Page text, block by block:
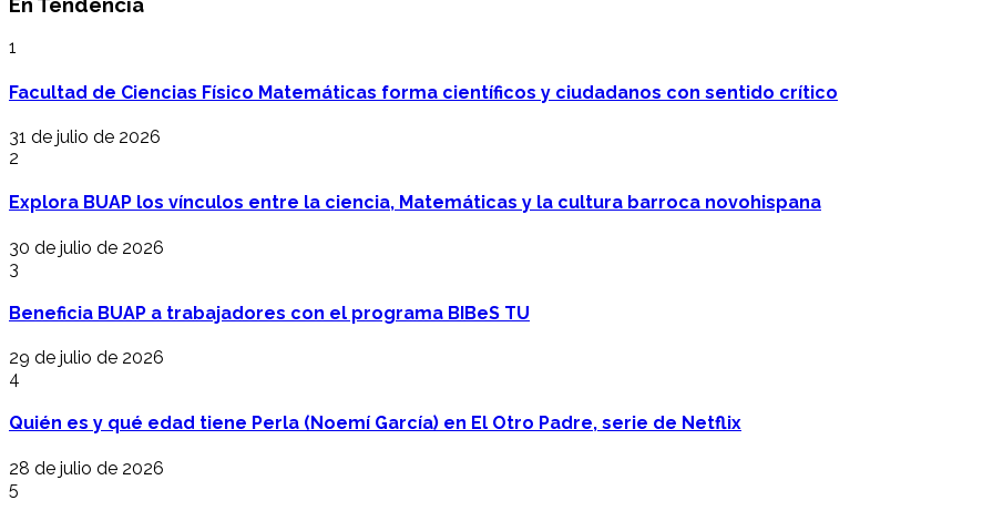
1
Facultad de Ciencias Físico Matemáticas forma científicos y ciudadanos con sentido crítico
31 de julio de 2026
2
Explora BUAP los vínculos entre la ciencia, Matemáticas y la cultura barroca novohispana
30 de julio de 2026
3
Beneficia BUAP a trabajadores con el programa BIBeS TU
29 de julio de 2026
4
Quién es y qué edad tiene Perla (Noemí García) en El Otro Padre, serie de Netflix
28 de julio de 2026
5